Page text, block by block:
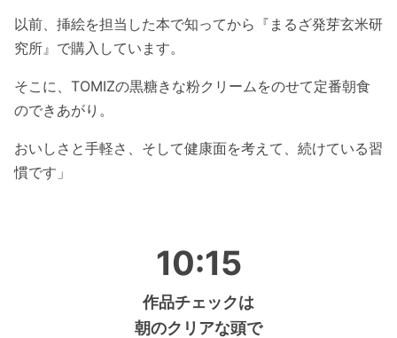
以前、挿絵を担当した本で知ってから『まるざ発芽玄米研
究所』で購入しています。
そこに、TOMIZの黒糖きな粉クリームをのせて定番朝食
のできあがり。
おいしさと手軽さ、そして健康面を考えて、続けている習
慣です」
10:15
作品チェックは
朝のクリアな頭で